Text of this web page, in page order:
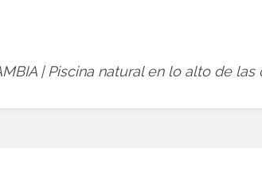
| Piscina natural en lo alto de las